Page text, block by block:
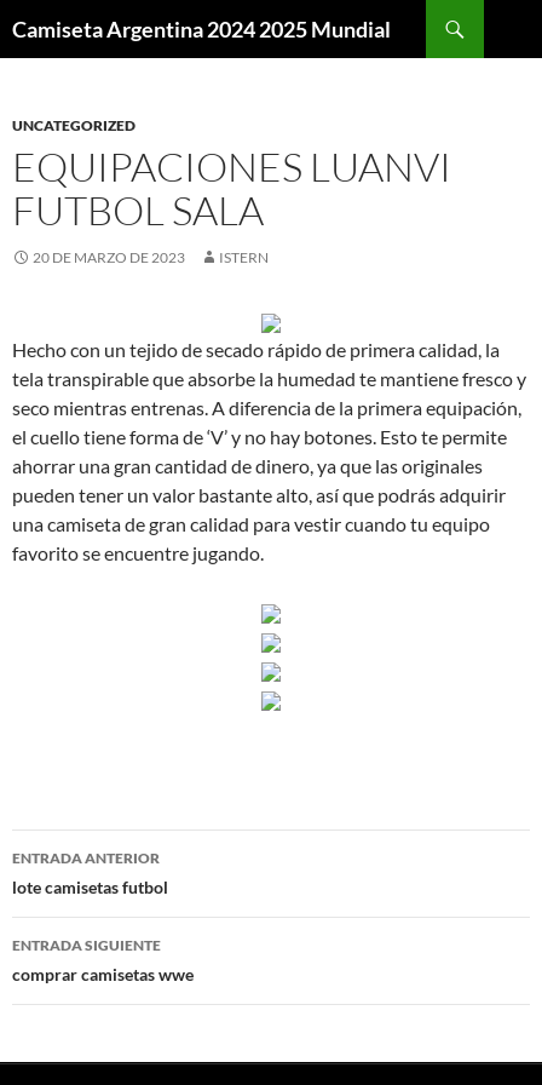
Camiseta Argentina 2024 2025 Mundial
UNCATEGORIZED
EQUIPACIONES LUANVI
FUTBOL SALA
20 DE MARZO DE 2023 ISTERN
Hecho con un tejido de secado rápido de primera calidad, la
tela transpirable que absorbe la humedad te mantiene fresco y
seco mientras entrenas. A diferencia de la primera equipación,
el cuello tiene forma de ‘V’ y no hay botones. Esto te permite
ahorrar una gran cantidad de dinero, ya que las originales
pueden tener un valor bastante alto, así que podrás adquirir
una camiseta de gran calidad para vestir cuando tu equipo
favorito se encuentre jugando.
Navegación
de
entradas
ENTRADA ANTERIOR
lote camisetas futbol
ENTRADA SIGUIENTE
comprar camisetas wwe